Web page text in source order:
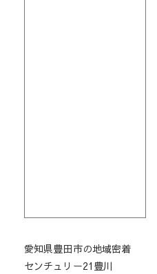
愛知県豊田市の地域密着
センチュリー21豊川